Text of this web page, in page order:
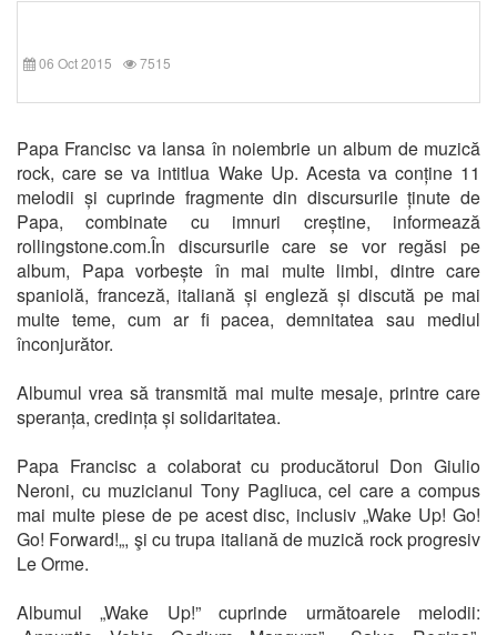
06 Oct 2015 7515
Papa Francisc va lansa în noiembrie un album de muzică
rock, care se va intitlua Wake Up. Acesta va conține 11
melodii și cuprinde fragmente din discursurile ținute de
Papa, combinate cu imnuri creștine, informează
rollingstone.com.În discursurile care se vor regăsi pe
album, Papa vorbește în mai multe limbi, dintre care
spaniolă, franceză, italiană și engleză și discută pe mai
multe teme, cum ar fi pacea, demnitatea sau mediul
înconjurător.
Albumul vrea să transmită mai multe mesaje, printre care
speranța, credința și solidaritatea.
Papa Francisc a colaborat cu producătorul Don Giulio
Neroni, cu muzicianul Tony Pagliuca, cel care a compus
mai multe piese de pe acest disc, inclusiv „Wake Up! Go!
Go! Forward!„, şi cu trupa italiană de muzică rock progresiv
Le Orme.
Albumul „Wake Up!” cuprinde următoarele melodii: